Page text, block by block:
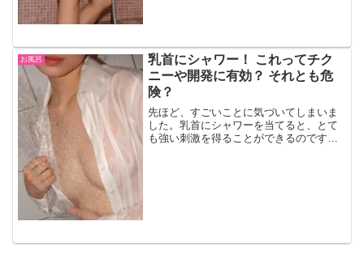
お風呂
乳首にシャワー！ これってチク
ニーや開発に有効？ それとも危
険？
先ほど、すごいことに気づいてしまいま
した。乳首にシャワーを当てると、とて
も強い刺激を得ることができるのです！